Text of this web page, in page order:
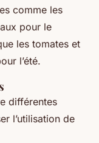
comme les
pour le
les tomates et
l’été.
différentes
l’utilisation de